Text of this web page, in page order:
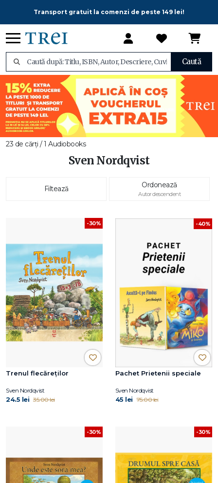
Transport gratuit la comenzi de peste 149 lei!
Caută
23 de cărți / 1 Audiobooks
Sven Nordqvist
Filtează Ordonează
Autor descendent
-30%
Trenul flecăreților
Sven Nordqvist
24.5 lei 35.00 lei
-40%
Pachet Prietenii speciale
Sven Nordqvist
45 lei 75.00 lei
-30% -30%